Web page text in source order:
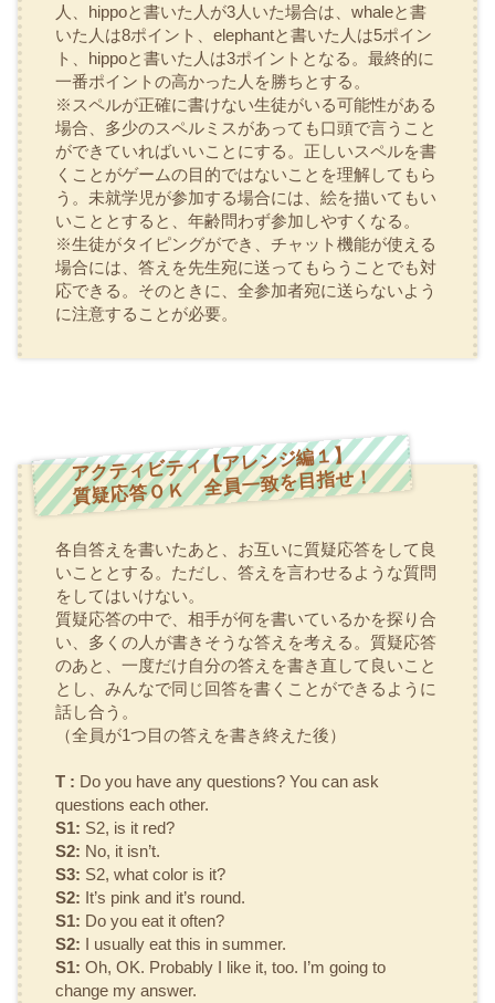
人、 hippoと書いた人が3人いた場合は、 whaleと書
いた人は8ポイント、 elephantと書いた人は5ポイン
ト、 hippoと書いた人は3ポイントとなる。最終的に
一番ポイントの高かった人を勝ちとする。
※スペルが正確に書けない生徒がいる可能性がある
場合、多少のスペルミスがあっても口頭で言うこと
ができていればいいことにする。正しいスペルを書
くことがゲームの目的ではないことを理解してもら
う。未就学児が参加する場合には、絵を描いてもい
いこととすると、年齢問わず参加しやすくなる。
※生徒がタイピングができ、チャット機能が使える
場合には、答えを先生宛に送ってもらうことでも対
応できる。そのときに、全参加者宛に送らないよう
に注意することが必要。
アクティビティ【アレンジ編１】
質疑応答ＯＫ 全員一致を目指せ！
各自答えを書いたあと、お互いに質疑応答をして良
いこととする。ただし、答えを言わせるような質問
をしてはいけない。
質疑応答の中で、相手が何を書いているかを探り合
い、多くの人が書きそうな答えを考える。質疑応答
のあと、一度だけ自分の答えを書き直して良いこと
とし、みんなで同じ回答を書くことができるように
話し合う。
（全員が1つ目の答えを書き終えた後）
T : Do you have any questions? You can ask
questions each other.
S1: S2, is it red?
S2: No, it isn’t.
S3: S2, what color is it?
S2: It’s pink and it’s round.
S1: Do you eat it often?
S2: I usually eat this in summer.
S1: Oh, OK. Probably I like it, too. I’m going to
change my answer.